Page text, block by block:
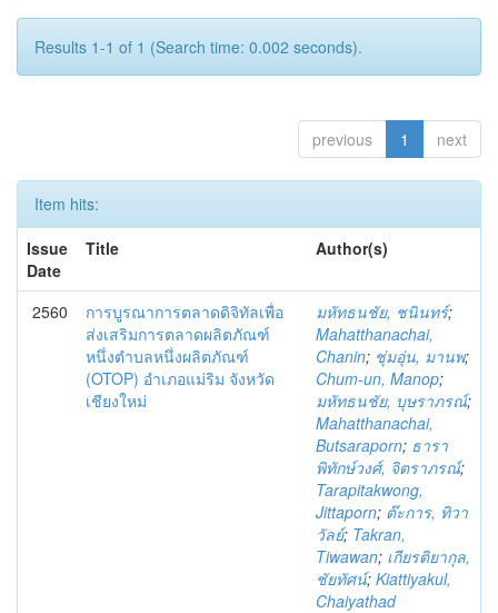
Results 1-1 of 1 (Search time: 0.002 seconds).
previous 1 next
Item hits:
Issue
Date
Title Author(s)
2560
การบูรณาการตลาดดิจิทัลเพื่อ
ส่งเสริมการตลาดผลิตภัณฑ์
หนึ่งตำบลหนึ่งผลิตภัณฑ์
(OTOP) อำเภอแม่ริม จังหวัด
เชียงใหม่
มหัทธนชัย, ชนินทร์;
Mahatthanachai,
Chanin; ชุ่มอุ่น, มานพ;
Chum-un, Manop;
มหัทธนชัย, บุษราภรณ์;
Mahatthanachai,
Butsaraporn; ธารา
พิทักษ์วงศ์, จิตราภรณ์;
Tarapitakwong,
Jittaporn; ต๊ะการ, ทิวา
วัลย์; Takran,
Tiwawan; เกียรติยากุล,
ชัยทัศน์; Kiattiyakul,
Chaiyathad